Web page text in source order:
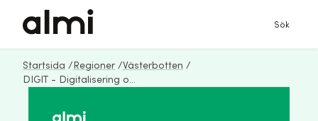
Sök
Startsida / Regioner /Västerbotten /
DIGIT - Digitalisering och Tillväxt